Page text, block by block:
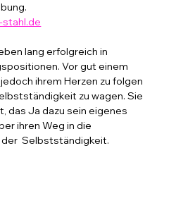
lang erfolgreich in
Vor gut einem
ihrem Herzen zu folgen
zu wagen. Sie
das Ja dazu sein eigenes
ihren Weg in die
Selbstständigkeit.